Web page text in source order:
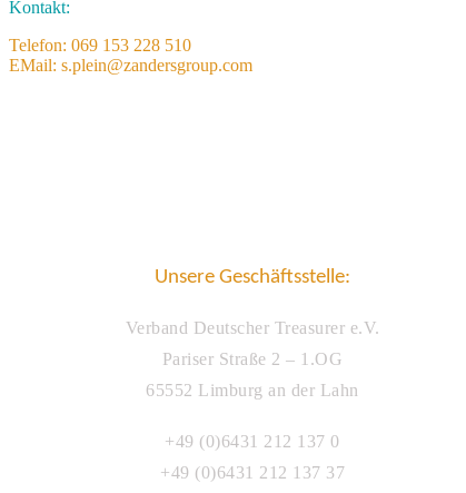
Kontakt:
Telefon: 069 153 228 510
EMail: s.plein@zandersgroup.com
Unsere Geschäftsstelle:
Verband Deutscher Treasurer e.V.
Pariser Straße 2 – 1.OG
65552 Limburg an der Lahn
+49 (0)6431 212 137 0
+49 (0)6431 212 137 37